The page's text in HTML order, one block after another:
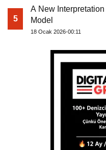
5
A New
Model
18 Ocak 2026-00:11